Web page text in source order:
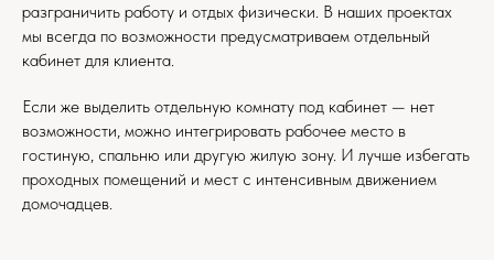
разграничить работу и отдых физически. В наших проектах
мы всегда по возможности предусматриваем отдельный
кабинет для клиента.
Если же выделить отдельную комнату под кабинет — нет
возможности, можно интегрировать рабочее место в
гостиную, спальню или другую жилую зону. И лучше избегать
проходных помещений и мест с интенсивным движением
домочадцев​.